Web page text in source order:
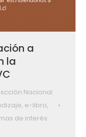
a
la
Nacional
, e-libro,
de interés